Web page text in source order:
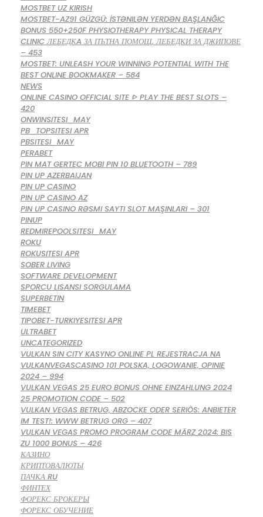
MOSTBET UZ KIRISH
MOSTBET-AZ91 GÜZGÜ: İSTƏNILƏN YERDƏN BAŞLANĞIC
BONUS 550+250F PHYSIOTHERAPY PHYSICAL THERAPY
CLINIC ЛЕБЕДКA ЗА ПЪТНА ПОМОЩ, ЛЕБЕДКИ ЗА ДЖИПОВЕ
– 453
MOSTBET: UNLEASH YOUR WINNING POTENTIAL WITH THE
BEST ONLINE BOOKMAKER – 584
NEWS
ONLINE CASINO OFFICIAL SITE ᐈ PLAY THE BEST SLOTS –
420
ONWINSITESI_MAY
PB_TOPSITESI APR
PBSITESI_MAY
PERABET
PIN MAT GERTEC MOBI PIN 10 BLUETOOTH – 789
PIN UP AZERBAIJAN
PIN UP CASINO
PIN UP CASINO AZ
PIN UP CASINO RƏSMI SAYTI SLOT MAŞINLARI – 301
PINUP
REDMIREPOOLSITESI_MAY
ROKU
ROKUSITESI APR
SOBER LIVING
SOFTWARE DEVELOPMENT
SPORCU LISANSI SORGULAMA
SUPERBETIN
TIMEBET
TIPOBET-TURKIYESITESI APR
ULTRABET
UNCATEGORIZED
VULKAN SIN CITY KASYNO ONLINE PL REJESTRACJA NA
VULKANVEGASCASINO 101 POLSKA, LOGOWANIE, OPINIE
2024 – 994
VULKAN VEGAS 25 EURO BONUS OHNE EINZAHLUNG 2024
25 PROMOTION CODE – 502
VULKAN VEGAS BETRUG, ABZOCKE ODER SERIÖS: ANBIETER
IM TEST!: WWW BETRUG ORG – 407
VULKAN VEGAS PROMO PROGRAM CODE MÄRZ 2024: BIS
ZU 1000 BONUS – 426
КАЗИНО
КРИПТОВАЛЮТЫ
ПАЧКА RU
ФИНТЕХ
ФОРЕКС БРОКЕРЫ
ФОРЕКС ОБУЧЕНИЕ